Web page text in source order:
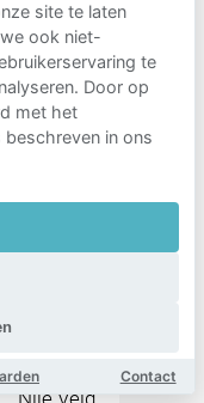
west
site te laten
ook niet-
te
Door op
met het
in ons
Contact